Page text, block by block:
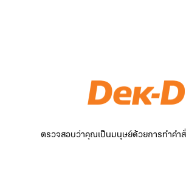
ตรวจสอบว่าคุณเป็นมนุษย์ด้วยการทำคำสั่